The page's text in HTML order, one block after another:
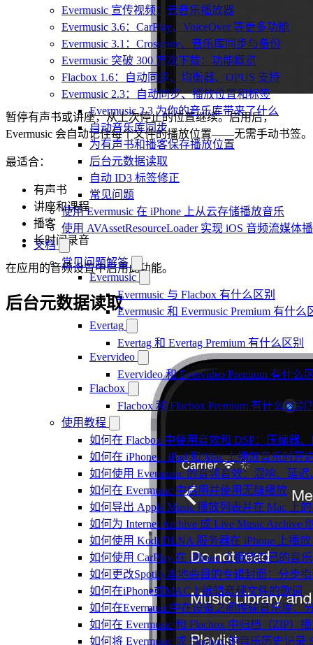
Evermusic 宣传视频：云音乐播放器
Evermusic 3.6：CarPlay、VoiceOver 等更多功能
Evermusic 3.1：Crossfade、音乐库同步与备份
Evermusic 突破 300 万次下载：功能概览
Flacbox 1.6：自动同步、均衡器、OPUS 支持
Evermusic 2.3：自动同步、播放位置和标签
Evermusic 2.3 为你的音乐库带来了什么
自动音乐库同步
为有声书和播客保存播放位置
后台元数据读取
自动 ID3 标签修正
常见问题
使用 Evermusic 在 iPhone 上从云存储播放音乐
使用 AVAssetResourceLoader 实现 iOS 音频流媒体
文档
常见问题解答
Evermusic
Evermusic 与 Flacbox 有什么区别
Evermusic 和 Evermusic Premium 有什么
Evertag
Evertag 和 Evertag Premium 有什么区别
Evervideo
Evervideo 和 Evervideo Premium 有什么
Flacbox
Flacbox 和 Flacbox Premium 有什么区别
使用教程
如何在 Flacbox 中使用音效和 DSP：压缩器
如何在 iPhone、iPad 和 Mac 上播放音乐时开
如何使用 Evermusic 的音频音效：混响、延
如何在 Evermusic 中启用并使用无缝播放
如何导出 Apple Music 播放列表并在 Mac 上
如何为 Internet Archive 或 Live Music Archive
如何使用 Kodi DLNA 服务器在 iPhone 上播
如何使用 CarPlay 在 iPhone 上播放自己的音乐
如何更改Spotify本地曲目的专辑封面：分步
如何在iPhone或MAC上编辑音频文件的歌词
如何在Evermusic中在设备之间传输音乐库：
如何在 Evermusic 和 Flacbox 中归档（ZIP
如何将 Evermusic 或 Flacbox 的音乐历史记录
暂停有声书或讲座，从上次停止的位置继续。启用后，
Evermusic 会自动记住每个文件的播放位置——无需手动书签。
最适合：
有声书
讲座和课程
播客
长时间录音
在应用的音频设置中启用此功能。
后台元数据读取